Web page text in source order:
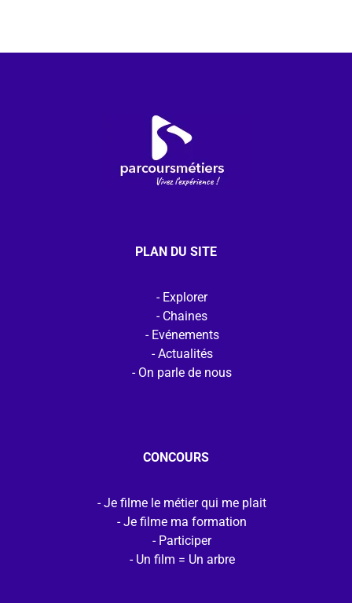
PLAN DU SITE
Explorer
Chaines
Evénements
Actualités
On parle de nous
CONCOURS
Je filme le métier qui me plait
Je filme ma formation
Participer
Un film = Un arbre